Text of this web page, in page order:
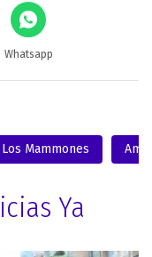
Whatsapp
Los Mammones
Ya